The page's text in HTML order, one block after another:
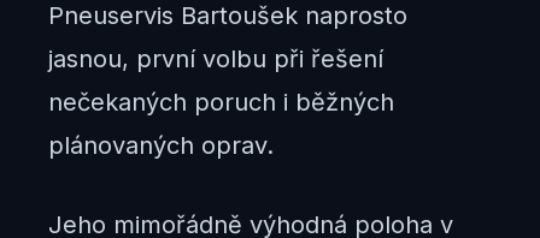
Pneuservis Bartoušek naprosto
jasnou, první volbu při řešení
nečekaných poruch i běžných
plánovaných oprav.
Jeho mimořádně výhodná poloha v